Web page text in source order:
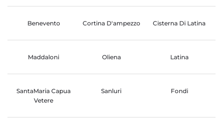
Benevento Cortina D'ampezzo Cisterna Di Latina
Maddaloni Oliena Latina
SantaMaria Capua
Vetere
Sanluri Fondi